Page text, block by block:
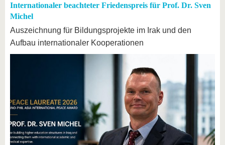
Internationaler beachteter Friedenspreis für Prof. Dr. Sven
Michel
Auszeichnung für Bildungsprojekte im Irak und den
Aufbau internationaler Kooperationen